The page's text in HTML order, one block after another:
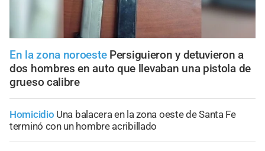
En la zona noroeste Persiguieron y detuvieron a
dos hombres en auto que llevaban una pistola de
grueso calibre
Homicidio Una balacera en la zona oeste de Santa Fe
terminó con un hombre acribillado